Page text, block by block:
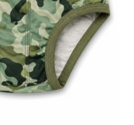
zelene 100%
Bear Underwear